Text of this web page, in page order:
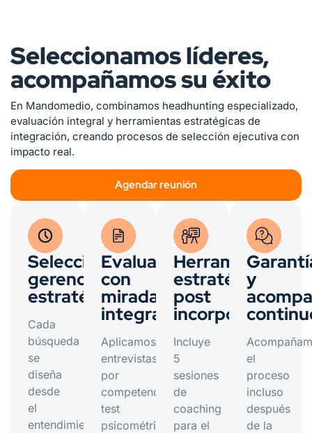
Seleccionamos líderes,
acompañamos su éxito
En Mandomedio, combinamos headhunting especializado,
evaluación integral y herramientas estratégicas de
integración, creando procesos de selección ejecutiva con
impacto real.
Agendar reunión
Selección
gerencial
estratégica
Cada
búsqueda
se
diseña
desde
el
entendimiento
Evaluación
con
mirada
integral
Aplicamos
entrevistas
por
competencias,
test
psicométricos
Herramientas
estratégicas
post
incorporación
Incluye
5
sesiones
de
coaching
para el
y
el
proceso
incluso
después
de la